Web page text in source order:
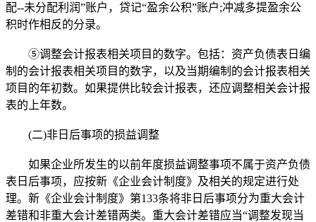
配--未分配利润”账户，贷记“盈余公积”账户;冲减多提盈余公
积时作相反的分录。
⑤调整会计报表相关项目的数字。包括：资产负债表日编
制的会计报表相关项目的数字，以及当期编制的会计报表相关
项目的年初数。如果提供比较会计报表，还应调整相关会计报
表的上年数。
(二)非日后事项的损益调整
如果企业所发生的以前年度损益调整事项不属于资产负债
表日后事项，应按新《企业会计制度》及相关的规定进行处
理。新《企业会计制度》第133条将非日后事项分为重大会计
差错和非重大会计差错两类。重大会计差错应当“调整发现当